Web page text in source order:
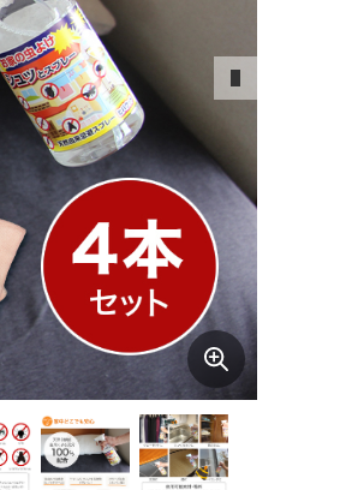
次のスライド